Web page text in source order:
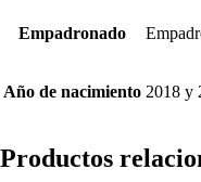
Empadronado
Año de nacimiento 2018 y
Productos